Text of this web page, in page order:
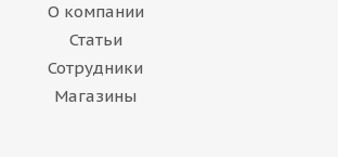
О компании
Статьи
Сотрудники
Магазины